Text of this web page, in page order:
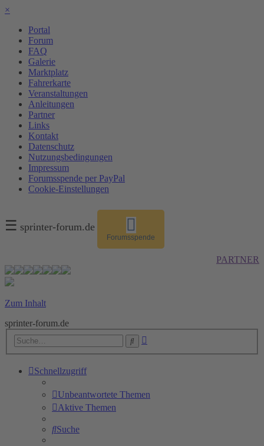
×
Portal
Forum
FAQ
Galerie
Marktplatz
Fahrerkarte
Veranstaltungen
Anleitungen
Partner
Links
Kontakt
Datenschutz
Nutzungsbedingungen
Impressum
Forumsspende per PayPal
Cookie-Einstellungen
☰ sprinter-forum.de
Forumsspende
PARTNER
Zum Inhalt
sprinter-forum.de
Suche
Schnellzugriff
Unbeantwortete Themen
Aktive Themen
Suche